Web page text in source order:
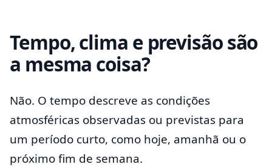
Tempo, clima e previsão são
a mesma coisa?
Não. O tempo descreve as condições
atmosféricas observadas ou previstas para
um período curto, como hoje, amanhã ou o
próximo fim de semana.